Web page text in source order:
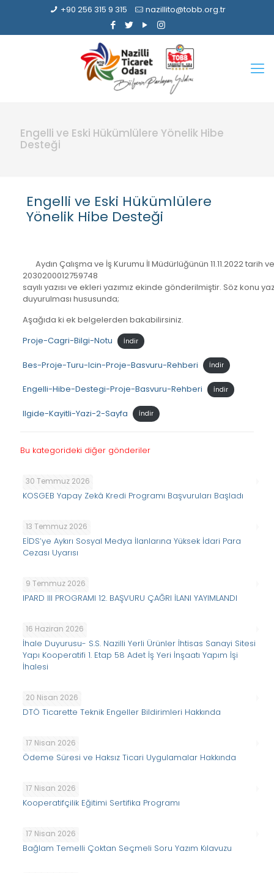
+90 256 315 9 315 nazillito@tobb.org.tr
Engelli ve Eski Hükümlülere Yönelik Hibe
Desteği
Engelli ve Eski Hükümlülere
Yönelik Hibe Desteği
Aydın Çalışma ve İş Kurumu İl Müdürlüğünün 11.11.2022 tarih
203­02­00012759748
sayılı yazısı ve ekleri yazımız ekinde gönderilmiştir. Söz konu
duyurulması hususunda;
Aşağıda ki ek belgelerden bakabilirsiniz.
Proje-Cagri-Bilgi-Notu
İndir
Bes-Proje-Turu-Icin-Proje-Basvuru-Rehberi İndir
Engelli-Hibe-Destegi-Proje-Basvuru-Rehberi İndir
Ilgide-Kayitli-Yazi-2-Sayfa İndir
Bu kategorideki diğer gönderiler
30 Temmuz 2026
KOSGEB Yapay Zekâ Kredi Programı Başvuruları Başladı
13 Temmuz 2026
EİDS’ye Aykırı Sosyal Medya İlanlarına Yüksek İdari Para
Cezası Uyarısı
9 Temmuz 2026
IPARD III PROGRAMI 12. BAŞVURU ÇAĞRI İLANI YAYIMLANDI
16 Haziran 2026
İhale Duyurusu- S.S. Nazilli Yerli Ürünler İhtisas Sanayi Sitesi
Yapı Kooperatifi 1. Etap 58 Adet İş Yeri İnşaatı Yapım İşi
İhalesi
20 Nisan 2026
DTÖ Ticarette Teknik Engeller Bildirimleri Hakkında
17 Nisan 2026
Ödeme Süresi ve Haksız Ticari Uygulamalar Hakkında
17 Nisan 2026
Kooperatifçilik Eğitimi Sertifika Programı
17 Nisan 2026
Bağlam Temelli Çoktan Seçmeli Soru Yazım Kılavuzu